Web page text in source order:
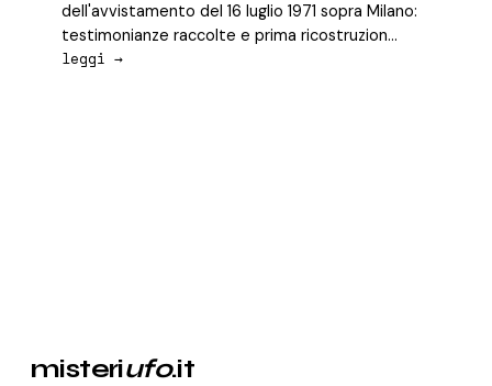
dell'avvistamento del 16 luglio 1971 sopra Milano:
testimonianze raccolte e prima ricostruzion...
leggi →
misteriufo.it